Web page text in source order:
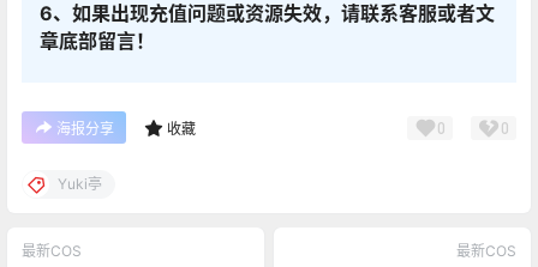
6、如果出现充值问题或资源失效，请联系客服或者文
章底部留言！
海报分享 收藏 0 0
Yuki亭
最新COS 最新COS